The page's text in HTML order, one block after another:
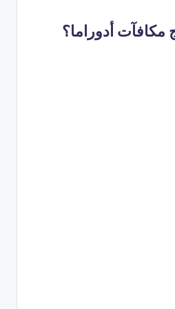
مكافآت أدوراما؟